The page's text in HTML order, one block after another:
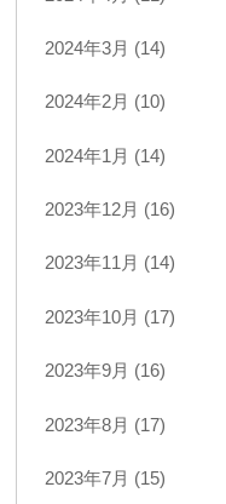
2024年3月 (14)
2024年2月 (10)
2024年1月 (14)
2023年12月 (16)
2023年11月 (14)
2023年10月 (17)
2023年9月 (16)
2023年8月 (17)
2023年7月 (15)